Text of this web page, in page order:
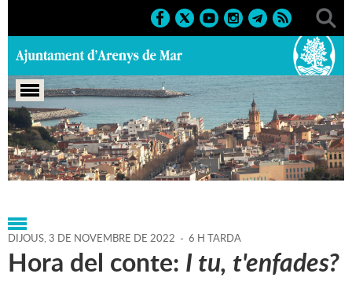
Portada > Agenda > 03-11-
2022 > Marcs > Culturals > 2022 > Activitats infantils
DIJOUS,3 DE NOVEMBRE DE 2022 - 6 H TARDA
Hora del conte: I tu, t'enfades?